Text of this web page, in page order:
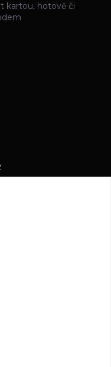
kartou, hotově či